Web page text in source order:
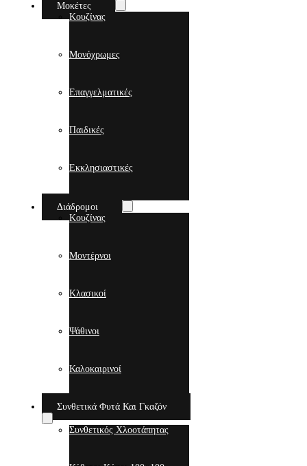
Μοκέτες
Κουζίνας
Μονόχρωμες
Επαγγελματικές
Παιδικές
Εκκλησιαστικές
Διάδρομοι
Κουζίνας
Μοντέρνοι
Κλασικοί
Ψάθινοι
Καλοκαιρινοί
Συνθετικά Φυτά Και Γκαζόν
Συνθετικός Χλοοτάπητας